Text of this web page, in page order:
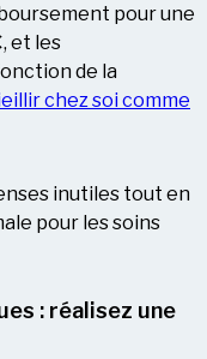
pour une
, et les
de la
chez soi comme
inutiles tout en
pour les soins
: réalisez une